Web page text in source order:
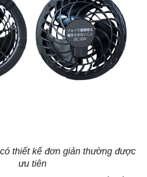
thiết kế đơn giản thường được
ưu tiên